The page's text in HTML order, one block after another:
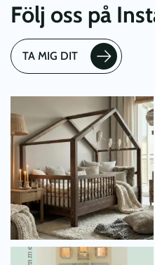
Följ oss på
TA MIG DIT